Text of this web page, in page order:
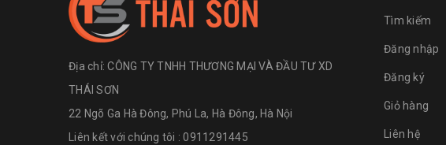
Địa chỉ:CÔNG TY TNHH THƯƠNG MẠI VÀ ĐẦU TƯ XD
THÁI SƠN
22 Ngõ Ga Hà Đông, Phú La, Hà Đông, Hà Nội
Liên kết với chúng tôi : 0911291445
Tìm kiếm
Đăng nhập
Đăng ký
Giỏ hàng
Liên hệ